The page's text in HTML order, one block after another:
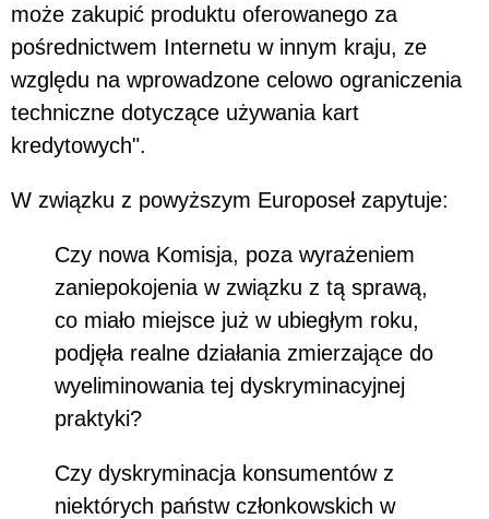
może zakupić produktu oferowanego za
pośrednictwem Internetu w innym kraju, ze
względu na wprowadzone celowo ograniczenia
techniczne dotyczące używania kart
kredytowych".
W związku z powyższym Europoseł zapytuje:
Czy nowa Komisja, poza wyrażeniem
zaniepokojenia w związku z tą sprawą,
co miało miejsce już w ubiegłym roku,
podjęła realne działania zmierzające do
wyeliminowania tej dyskryminacyjnej
praktyki?
Czy dyskryminacja konsumentów z
niektórych państw członkowskich w